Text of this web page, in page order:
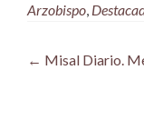
Arzobispo,
Post
← Misal Diario.